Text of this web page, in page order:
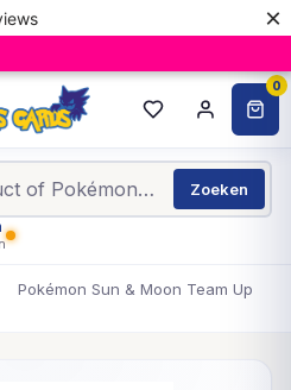
×
0
Zoeken
Pokémon Sun & Moon Team Up